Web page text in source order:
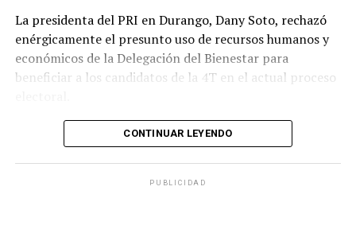
La presidenta del PRI en Durango, Dany Soto, rechazó
enérgicamente el presunto uso de recursos humanos y
económicos de la Delegación del Bienestar para
beneficiar a los candidatos de la 4T en el actual proceso
«Nos oponemos rotundamente al uso indebido de
recursos públicos con fines electorales. No
permitiremos que se manipule a las dependencias
federales y sus recursos en beneficio de un partido,
CONTINUAR LEYENDO
PUBLICIDAD